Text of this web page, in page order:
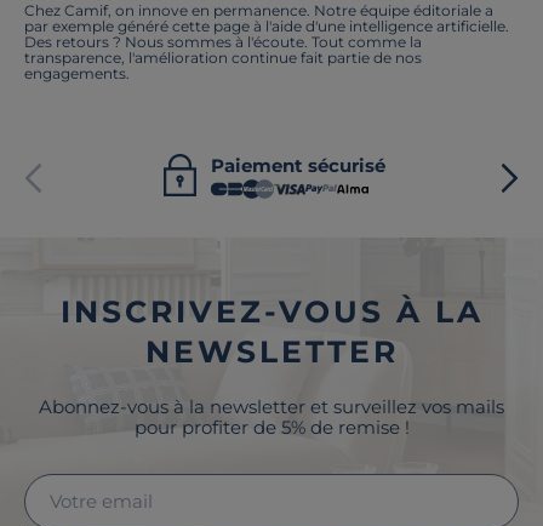
Chez Camif, on innove en permanence. Notre équipe éditoriale a
par exemple généré cette page à l'aide d'une intelligence artificielle.
Des retours ? Nous sommes à l'écoute. Tout comme la
transparence, l'amélioration continue fait partie de nos
engagements.
Paiement sécurisé
INSCRIVEZ-VOUS À LA
NEWSLETTER
Abonnez-vous à la newsletter et surveillez vos mails
pour profiter de 5% de remise !